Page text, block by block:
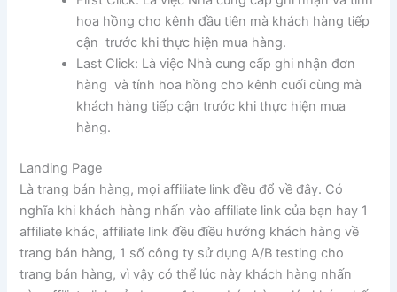
hoa hồng cho kênh đầu tiên mà khách hàng tiếp
cận trước khi thực hiện mua hàng.
Last Click: Là việc Nhà cung cấp ghi nhận đơn
hàng và tính hoa hồng cho kênh cuối cùng mà
khách hàng tiếp cận trước khi thực hiện mua
hàng.
Landing Page
Là trang bán hàng, mọi affiliate link đều đổ về đây. Có
nghĩa khi khách hàng nhấn vào affiliate link của bạn hay 1
affiliate khác, affiliate link đều điều hướng khách hàng về
trang bán hàng, 1 số công ty sử dụng A/B testing cho
trang bán hàng, vì vậy có thể lúc này khách hàng nhấn